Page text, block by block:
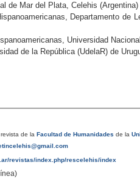
de Mar del Plata, Celehis (Argentina)
Departamento de
Universidad
de la República (UdelaR) de
de la Facultad de Humanidades de la
revistas/index.php/rescelehis/index